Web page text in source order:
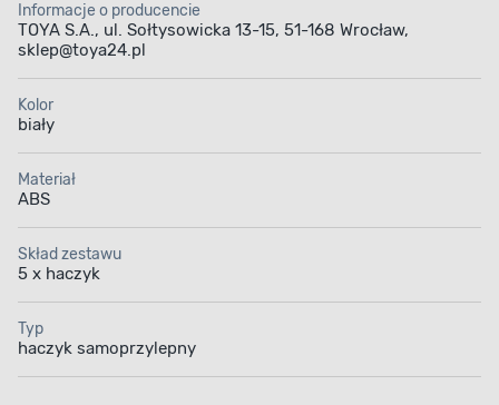
Informacje o producencie
TOYA S.A., ul. Sołtysowicka 13-15, 51-168 Wrocław,
sklep@toya24.pl
Kolor
biały
Materiał
ABS
Skład zestawu
5 x haczyk
Typ
haczyk samoprzylepny